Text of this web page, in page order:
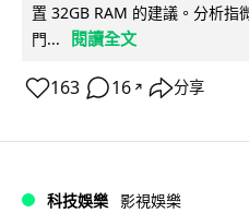
置 32GB RAM 的建議。分析指
門...
閱讀全文
163 16 ↗ 分享
科技娛樂 影視娛樂